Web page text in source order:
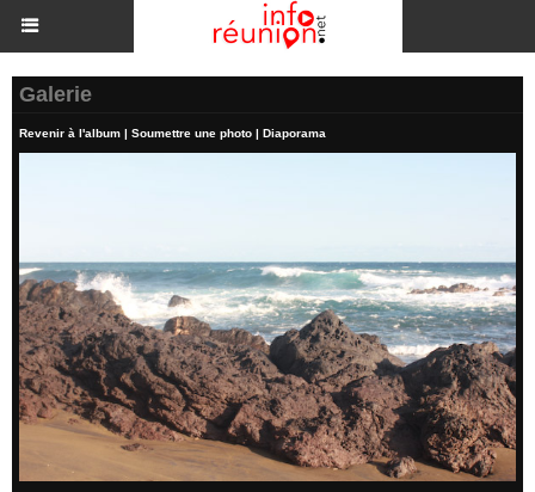
Galerie
Revenir à l'album | Soumettre une photo | Diaporama